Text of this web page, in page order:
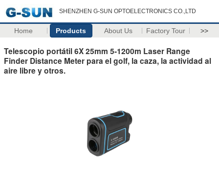
SHENZHEN G-SUN OPTOELECTRONICS CO.,LTD
Home Products About Us Factory Tour >>
Telescopio portátil 6X 25mm 5-1200m Laser Range
Finder Distance Meter para el golf, la caza, la actividad al
aire libre y otros.